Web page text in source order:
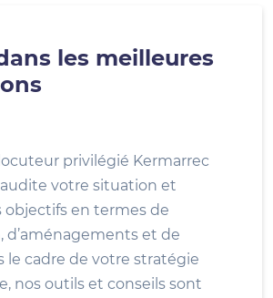
les meilleures
privilégié Kermarrec
votre situation et
objectifs en termes de
d’aménagements et de
le cadre de votre stratégie
nos outils et conseils sont